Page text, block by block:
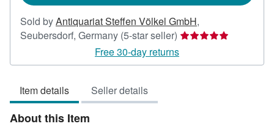
Sold byAntiquariat Steffen Völkel GmbH,
Seubersdorf, Germany (5-star seller) Seller
5
Free 30-day returns
Item details Seller details
About this Item